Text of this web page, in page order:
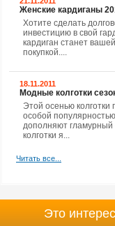
Женские кардиганы
Хотите сделать
инвестицию в свой
кардиган станет
покупкой....
18.11.2011
Модные колготки
Этой осенью колготки
особой
дополняют гламурный
колготки я...
Читать все...
Это